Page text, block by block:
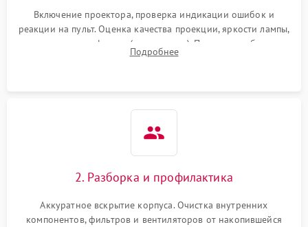
Включение проектора, проверка индикации ошибок и
реакции на пульт. Оценка качества проекции, яркости лампы,
наличия артефактов (точки, пятна). Проверка работы
системы охлаждения по уровню шума вентиляторов.
Подробнее
2. Разборка и профилактика
Аккуратное вскрытие корпуса. Очистка внутренних
компонентов, фильтров и вентиляторов от накопившейся